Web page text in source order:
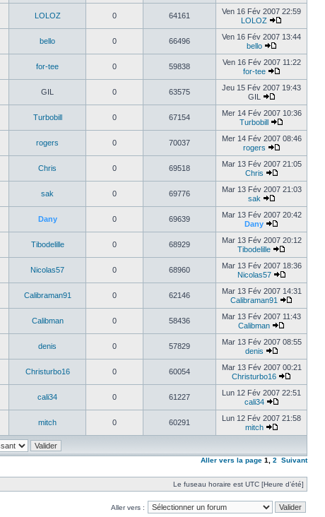
LOLOZ 0 64161
Ven 16 Fév 2007 22:59
LOLOZ
bello 0 66496
Ven 16 Fév 2007 13:44
bello
for-tee 0 59838
Ven 16 Fév 2007 11:22
for-tee
GIL 0 63575
Jeu 15 Fév 2007 19:43
GIL
Turbobill 0 67154
Mer 14 Fév 2007 10:36
Turbobill
rogers 0 70037
Mer 14 Fév 2007 08:46
rogers
Chris 0 69518
Mar 13 Fév 2007 21:05
Chris
sak 0 69776
Mar 13 Fév 2007 21:03
sak
Dany 0 69639
Mar 13 Fév 2007 20:42
Dany
Tibodelille 0 68929
Mar 13 Fév 2007 20:12
Tibodelille
Nicolas57 0 68960
Mar 13 Fév 2007 18:36
Nicolas57
Calibraman91 0 62146
Mar 13 Fév 2007 14:31
Calibraman91
Calibman 0 58436
Mar 13 Fév 2007 11:43
Calibman
denis 0 57829
Mar 13 Fév 2007 08:55
denis
Christurbo16 0 60054
Mar 13 Fév 2007 00:21
Christurbo16
cali34 0 61227
Lun 12 Fév 2007 22:51
cali34
mitch 0 60291
Lun 12 Fév 2007 21:58
mitch
Aller vers la page 1 2 Suivant
Le fuseau horaire est UTC [Heure d’été]
Aller vers :